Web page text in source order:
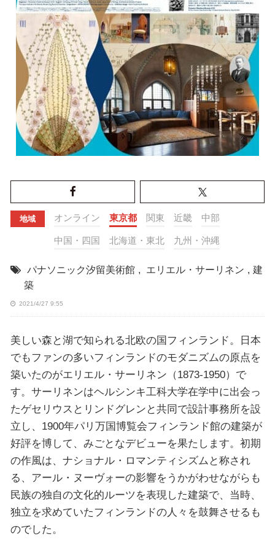
地域 オンライン 東京都 関東 近畿 中部
中国・四国 北海道・東北 九州・沖縄
パナソニック汐留美術館 , エリエル・サーリネン , 建
築
2021/4/27 9:55
美しい森と湖で知られる北欧の国フィンランド。日本
でもファンの多いフィンランドのモダニズムの原点を
築いたのがエリエル・サーリネン（1873-1950）で
す。サーリネンはヘルシンキ工科大学在学中に出会っ
たゲセリウスとリンドグレンと共同で設計事務所を設
立し、1900年パリ万国博覧会フィンランド館の建築が
好評を博して、みごとなデビューを果たします。初期
の作風は、ナショナル・ロマンティシズムと称され
る、アール・ヌーヴォーの影響をうかがわせながらも
民族の独自の文化的ルーツを表現した建築で、当時、
独立を求めていたフィンランドの人々を鼓舞させるも
のでした。